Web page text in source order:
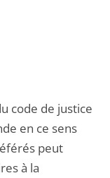
code de justice
en ce sens
peut
à la